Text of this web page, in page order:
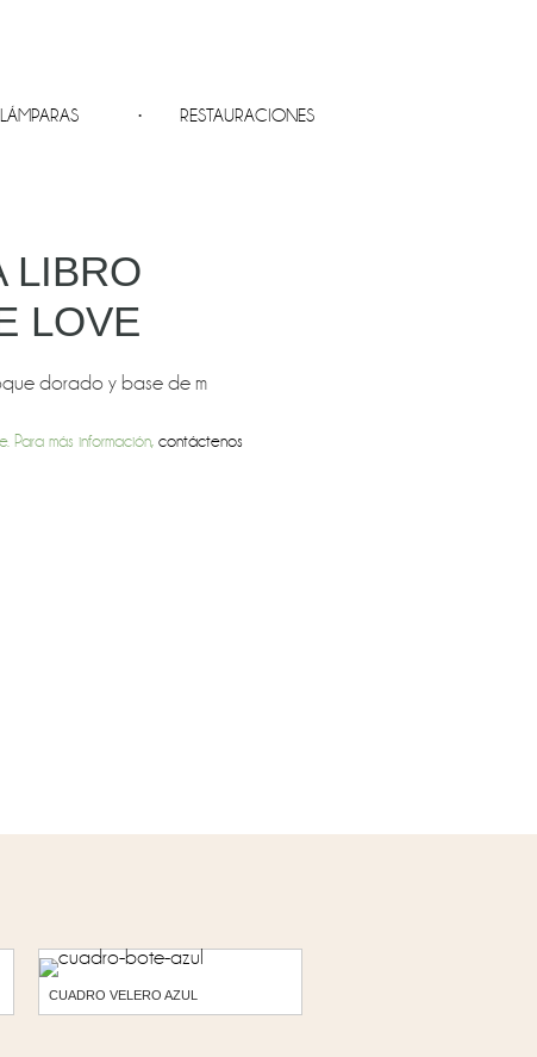
LÁMPARAS RESTAURACIONES
LIBRO
LOVE
dorado y base de m
Para más información,contáctenos
CUADRO VELERO AZUL